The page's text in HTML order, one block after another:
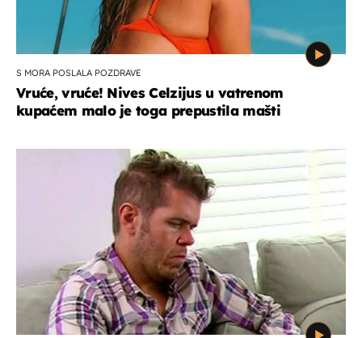
S MORA POSLALA POZDRAVE
Vruće, vruće! Nives Celzijus u vatrenom
kupaćem malo je toga prepustila mašti